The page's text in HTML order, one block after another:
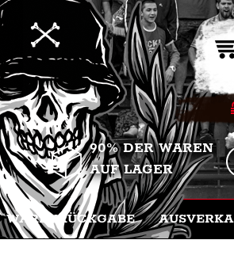
90% DER WAREN
AUF LAGER
WARENRÜCKGABE